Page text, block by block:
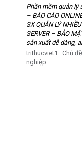
Phần mềm quản lý
– BÁO CÁO
SX QUẢN LÝ
SERVER – BẢO
sản xuất dễ dàng,
trithucviet1
Chủ đề
nghiệp